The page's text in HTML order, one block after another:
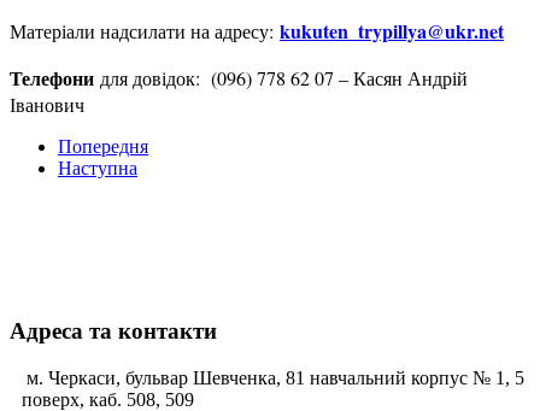
Матеріали надсилати на адресу: kukuten_trypillya@ukr.net
Телефони для довідок: (096) 778 62 07 – Касян Андрій
Іванович
Попередня
Наступна
Адреса та контакти
м. Черкаси, бульвар Шевченка, 81 навчальний корпус № 1, 5
поверх, каб. 508, 509